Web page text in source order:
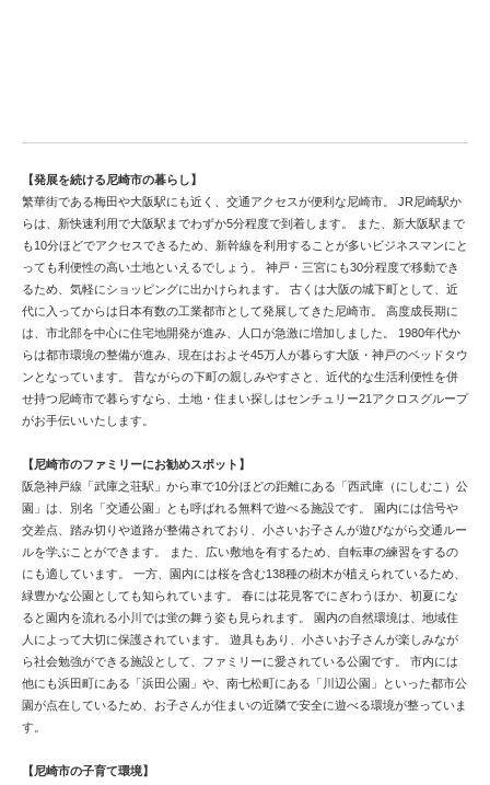
【発展を続ける尼崎市の暮らし】
繁華街である梅田や大阪駅にも近く、交通アクセスが便利な尼崎市。 JR尼崎駅か
らは、新快速利用で大阪駅までわずか5分程度で到着します。 また、新大阪駅まで
も10分ほどでアクセスできるため、新幹線を利用することが多いビジネスマンにと
っても利便性の高い土地といえるでしょう。 神戸・三宮にも30分程度で移動でき
るため、気軽にショッピングに出かけられます。 古くは大阪の城下町として、近
代に入ってからは日本有数の工業都市として発展してきた尼崎市。 高度成長期に
は、市北部を中心に住宅地開発が進み、人口が急激に増加しました。 1980年代か
らは都市環境の整備が進み、現在はおよそ45万人が暮らす大阪・神戸のベッドタウ
ンとなっています。 昔ながらの下町の親しみやすさと、近代的な生活利便性を併
せ持つ尼崎市で暮らすなら、土地・住まい探しはセンチュリー21アクロスグループ
がお手伝いいたします。
【尼崎市のファミリーにお勧めスポット】
阪急神戸線「武庫之荘駅」から車で10分ほどの距離にある「西武庫（にしむこ）公
園」は、別名「交通公園」とも呼ばれる無料で遊べる施設です。 園内には信号や
交差点、踏み切りや道路が整備されており、小さいお子さんが遊びながら交通ルー
ルを学ぶことができます。 また、広い敷地を有するため、自転車の練習をするの
にも適しています。 一方、園内には桜を含む138種の樹木が植えられているため、
緑豊かな公園としても知られています。 春には花見客でにぎわうほか、初夏にな
ると園内を流れる小川では蛍の舞う姿も見られます。 園内の自然環境は、地域住
人によって大切に保護されています。 遊具もあり、小さいお子さんが楽しみなが
ら社会勉強ができる施設として、ファミリーに愛されている公園です。 市内には
他にも浜田町にある「浜田公園」や、南七松町にある「川辺公園」といった都市公
園が点在しているため、お子さんが住まいの近隣で安全に遊べる環境が整っていま
す。
【尼崎市の子育て環境】